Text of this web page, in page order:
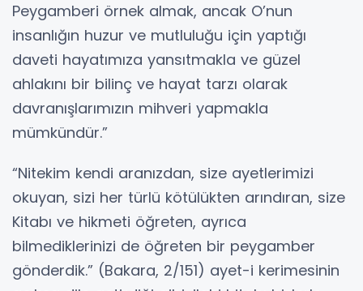
Peygamberi örnek almak, ancak O’nun
insanlığın huzur ve mutluluğu için yaptığı
daveti hayatımıza yansıtmakla ve güzel
ahlakını bir bilinç ve hayat tarzı olarak
davranışlarımızın mihveri yapmakla
mümkündür.”
“Nitekim kendi aranızdan, size ayetlerimizi
okuyan, sizi her türlü kötülükten arındıran, size
Kitabı ve hikmeti öğreten, ayrıca
bilmediklerinizi de öğreten bir peygamber
gönderdik.” (Bakara, 2/151) ayet-i kerimesinin